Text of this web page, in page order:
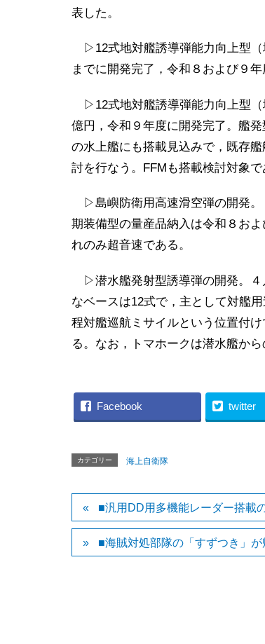
表した。
▷12式地対艦誘導弾能力向上型（
までに開発完了，令和８および９
▷12式地対艦誘導弾能力向上型（
億円，令和９年度に開発完了。艦
の水上艦にも搭載見込みで，既存
討を行なう。FFMも搭載検討対象
▷島嶼防衛用高速滑空弾の開発。
期装備型の量産品納入は令和８お
れのみ超音速である。
▷潜水艦発射型誘導弾の開発。４
なベースは12式で，主として対艦
程対艦巡航ミサイルという位置付
る。なお，トマホークは潜水艦から
Facebook twitter
カテゴリー 海上自衛隊
■汎用DD用多機能レーダー搭載
■海賊対処部隊の「すずつき」が